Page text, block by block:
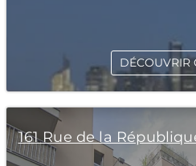
DÉCOUVRIR
161 Rue de la